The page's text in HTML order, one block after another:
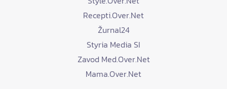
Recepti.Over.Net
Žurnal24
Styria Media SI
Zavod Med.Over.Net
Mama.Over.Net